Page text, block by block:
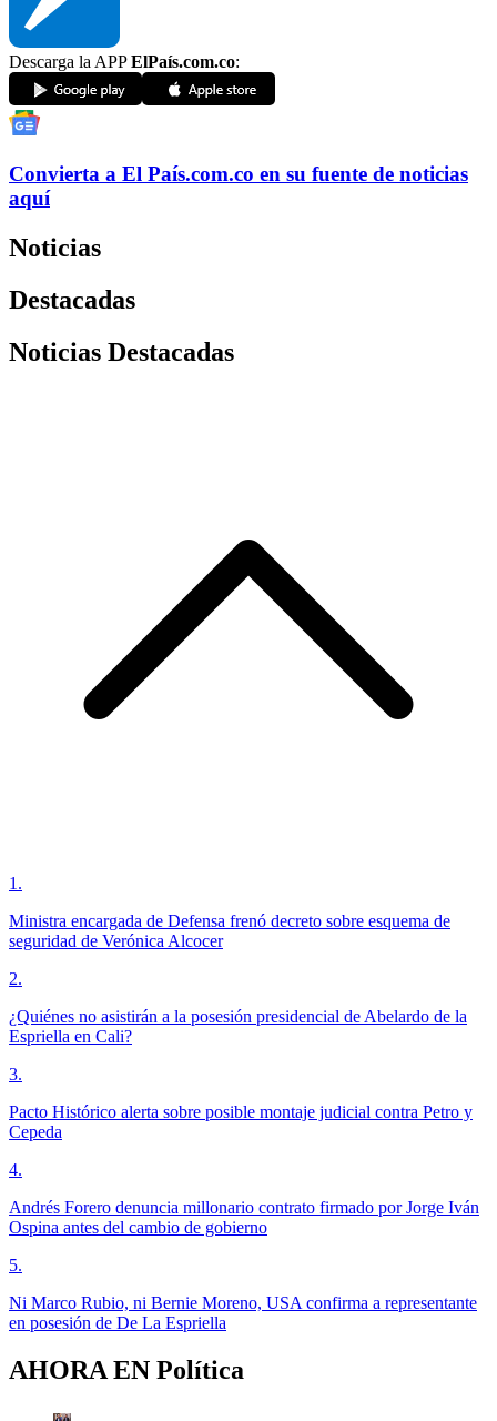
Descarga la APPElPaís.com.co:
Convierta a El País.com.co en su fuente de noticias
aquí
Noticias
Destacadas
Noticias Destacadas
1 .
Ministra encargada de Defensa frenó decreto sobre esquema de
seguridad de Verónica Alcocer
2.
¿Quiénes no asistirán a la posesión presidencial de Abelardo de la
Espriella en Cali?
3.
Pacto Histórico alerta sobre posible montaje judicial contra Petro y
Cepeda
4.
Andrés Forero denuncia millonario contrato firmado por Jorge Iván
Ospina antes del cambio de gobierno
5.
Ni Marco Rubio, ni Bernie Moreno, USA confirma a representante
en posesión de De La Espriella
AHORA EN Política